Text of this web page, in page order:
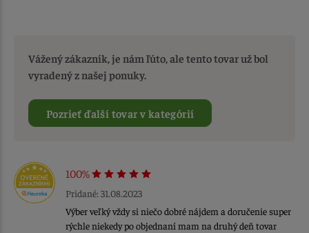
Vážený zákazník, je nám ľúto, ale tento tovar už bol
vyradený z našej ponuky.
Pozrieť ďalší tovar v kategórií
100%
Pridané: 31.08.2023
Výber veľký vždy si niečo dobré nájdem a doručenie super
rýchle niekedy po objednaní mam na druhý deň tovar